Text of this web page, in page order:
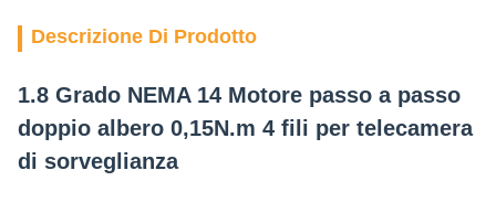
Descrizione Di Prodotto
1.8 Grado NEMA 14 Motore passo a passo
doppio albero 0,15N.m 4 fili per telecamera
di sorveglianza